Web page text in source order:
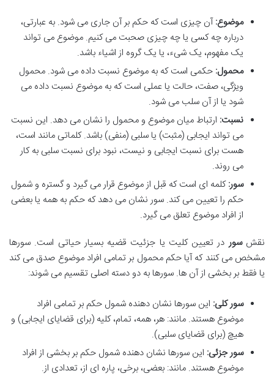
موضوع:آن چیزی است که حکم بر آن جاری می شود. به عبارتی،
درباره چه کسی یا چه چیزی صحبت می کنیم. موضوع می تواند
یک مفهوم، یک شیء، یا یک گروه از اشیاء باشد.
محمول: حکمی است که به موضوع نسبت داده می شود. محمول
ویژگی، صفت، حالت یا عملی است که به موضوع نسبت داده می
شود یا از آن سلب می شود.
نسبت: ارتباط میان موضوع و محمول را نشان می دهد. این نسبت
می تواند ایجابی (مثبت) یا سلبی (منفی) باشد. کلماتی مانند است،
هست برای نسبت ایجابی و نیست، نبود برای نسبت سلبی به کار
می روند.
سور:کلمه ای است که قبل از موضوع قرار می گیرد و گستره و شمول
حکم را تعیین می کند. سور نشان می دهد که حکم به همه یا بعضی
از افراد موضوع تعلق می گیرد.
نقشسور در تعیین کلیت یا جزئیت قضیه بسیار حیاتی است. سورها
مشخص می کنند که آیا حکم محمول بر تمامی افراد موضوع صدق می کند
یا فقط بر بخشی از آن ها. سورها به دو دسته اصلی تقسیم می شوند:
سور کلی: این سورها نشان دهنده شمول حکم بر تمامی افراد
موضوع هستند. مانند: هر، همه، تمام، کلیه (برای قضایای ایجابی) و
هیچ (برای قضایای سلبی).
سور جزئی: این سورها نشان دهنده شمول حکم بر بخشی از افراد
موضوع هستند. مانند: بعضی، برخی، پاره ای از، تعدادی از.